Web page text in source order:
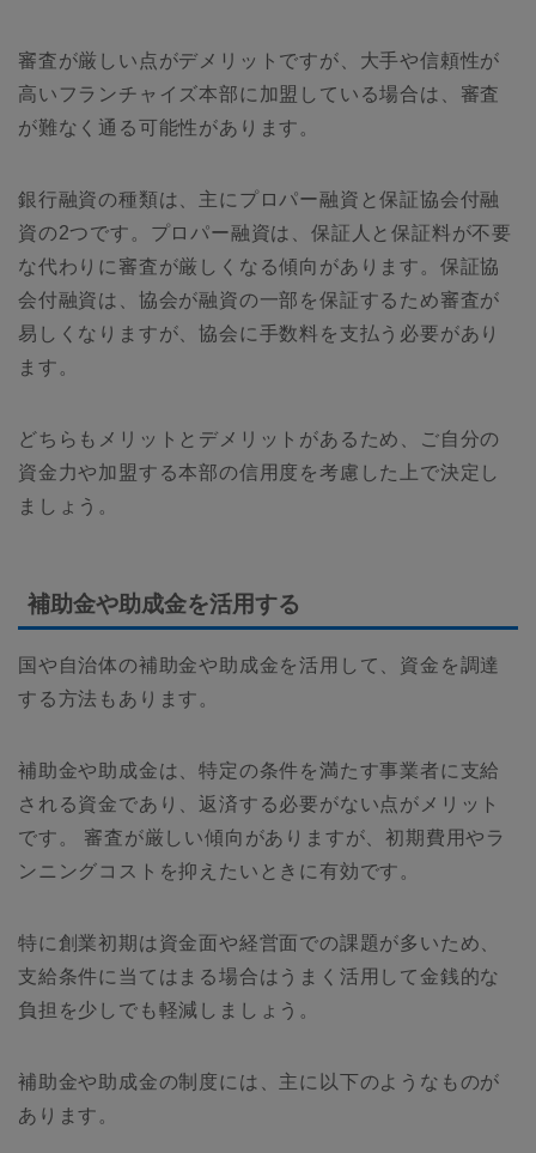
審査が厳しい点がデメリットですが、大手や信頼性が
高いフランチャイズ本部に加盟している場合は、審査
が難なく通る可能性があります。
銀行融資の種類は、主にプロパー融資と保証協会付融
資の2つです。プロパー融資は、保証人と保証料が不要
な代わりに審査が厳しくなる傾向があります。保証協
会付融資は、協会が融資の一部を保証するため審査が
易しくなりますが、協会に手数料を支払う必要があり
ます。
どちらもメリットとデメリットがあるため、ご自分の
資金力や加盟する本部の信用度を考慮した上で決定し
ましょう。
補助金や助成金を活用する
国や自治体の補助金や助成金を活用して、資金を調達
する方法もあります。
補助金や助成金は、特定の条件を満たす事業者に支給
される資金であり、返済する必要がない点がメリット
です。 審査が厳しい傾向がありますが、初期費用やラ
ンニングコストを抑えたいときに有効です。
特に創業初期は資金面や経営面での課題が多いため、
支給条件に当てはまる場合はうまく活用して金銭的な
負担を少しでも軽減しましょう。
補助金や助成金の制度には、主に以下のようなものが
あります。